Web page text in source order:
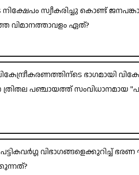
സ്വീകരിച്ചു കൊണ്ട്
വിമാനത്താവളം ഏത്?
ഭാഗമായി
പഞ്ചായത്ത് സംവിധാനമായ
പട്ടികവർഗ്ഗ